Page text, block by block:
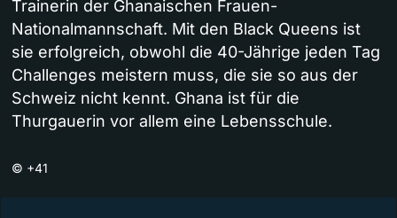
Trainerin der Ghanaischen Frauen-
Nationalmannschaft. Mit den Black Queens ist
sie erfolgreich, obwohl die 40-Jährige jeden Tag
Challenges meistern muss, die sie so aus der
Schweiz nicht kennt. Ghana ist für die
Thurgauerin vor allem eine Lebensschule.
© +41